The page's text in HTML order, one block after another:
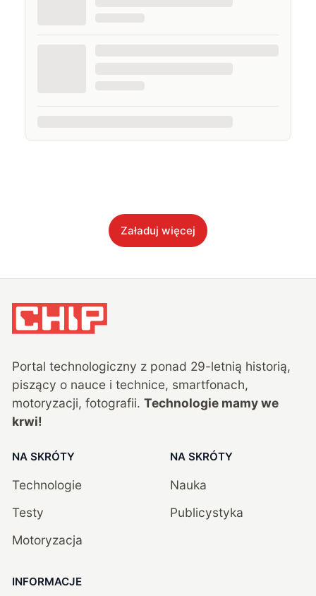
Załaduj więcej
Portal technologiczny z ponad 29-letnią historią,
piszący o nauce i technice, smartfonach,
motoryzacji, fotografii. Technologie mamy we
krwi!
NA SKRÓTY
Technologie
Testy
Motoryzacja
NA SKRÓTY
Nauka
Publicystyka
INFORMACJE